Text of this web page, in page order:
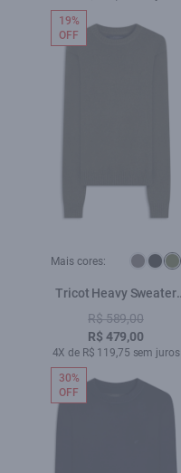
Mais cores:
Tricot Heavy Sweater
Verde Militar
R$ 589,00
R$ 479,00
4X de R$ 119,75 sem juros
19%
OFF
30%
OFF